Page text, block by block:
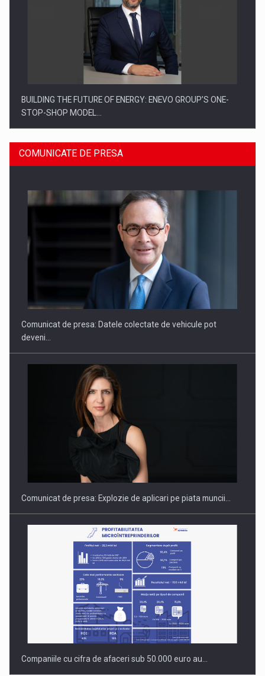
BUILDING THE FUTURE OF ENERGY: ENEVO GROUP’S ONE-
STOP-SHOP MODEL…
ROOTED IN ROMANIA, BUILT TO DELIVER TECHNOLOGY FOR
PUTTING ROMANIAN CORPORATE COMPANIES ON THE
INTERNATIONAL BUSINESS SCENE
COMUNICATE DE PRESA
Comunicat de presa: Datele colectate de vehicule pot
deveni…
Comunicat de presa: Explozie de aplicari pe piata muncii…
Companiile cu cifra de afaceri sub 50.000 euro au…